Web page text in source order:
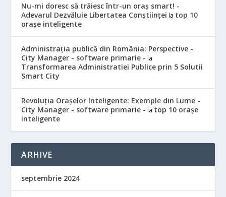
Nu-mi doresc să trăiesc într-un oraș smart! -
Adevarul Dezvăluie Libertatea Conștiinței la top 10
orașe inteligente
Administrația publică din România: Perspective -
City Manager - software primarie - la
Transformarea Administratiei Publice prin 5 Solutii
Smart City
Revoluția Orașelor Inteligente: Exemple din Lume -
City Manager - software primarie - la top 10 orașe
inteligente
ARHIVE
septembrie 2024